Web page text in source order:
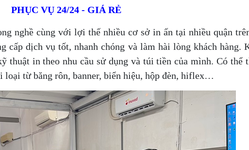
PHỤC VỤ 24/24 - GIÁ RẺ
nghề cùng với lợi thế nhiều cơ sở in ấn tại nhiều quận
cấp dịch vụ tốt, nhanh chóng và làm hài lòng khách hàng.
thuật in theo nhu cầu sử dụng và túi tiền của mình. Có thể
loại từ băng rôn, banner, biển hiệu, hộp đèn, hiflex…